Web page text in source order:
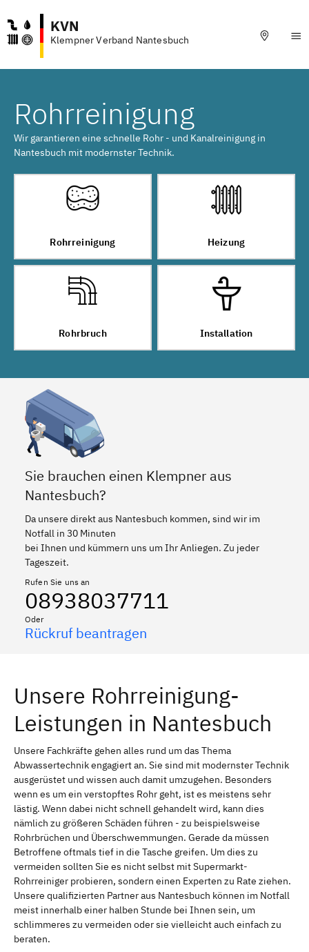
KVN
Klempner Verband Nantesbuch
Rohrreinigung
Wir garantieren eine schnelle Rohr - und Kanalreinigung in
Nantesbuch mit modernster Technik.
Rohrreinigung Heizung
Rohrbruch Installation
Sie brauchen einen Klempner aus
Nantesbuch?
Da unsere direkt aus Nantesbuch kommen, sind wir im
Notfall in 30 Minuten
bei Ihnen und kümmern uns um Ihr Anliegen. Zu jeder
Tageszeit.
Rufen Sie uns an
08938037711
Oder
Rückruf beantragen
Unsere Rohrreinigung-
Leistungen in Nantesbuch
Unsere Fachkräfte gehen alles rund um das Thema
Abwassertechnik engagiert an. Sie sind mit modernster Technik
ausgerüstet und wissen auch damit umzugehen. Besonders
wenn es um ein verstopftes Rohr geht, ist es meistens sehr
lästig. Wenn dabei nicht schnell gehandelt wird, kann dies
nämlich zu größeren Schäden führen - zu beispielsweise
Rohrbrüchen und Überschwemmungen. Gerade da müssen
Betroffene oftmals tief in die Tasche greifen. Um dies zu
vermeiden sollten Sie es nicht selbst mit Supermarkt-
Rohrreiniger probieren, sondern einen Experten zu Rate ziehen.
Unsere qualifizierten Partner aus Nantesbuch können im Notfall
meist innerhalb einer halben Stunde bei Ihnen sein, um
schlimmeres zu vermeiden oder sie vielleicht auch einfach zu
beraten.